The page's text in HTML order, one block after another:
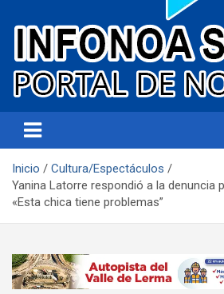
Infonoa Salta
Inicio
Cultura/Espectáculos
Yanina Latorre respondió a la denuncia
«Esta chica tiene problemas”